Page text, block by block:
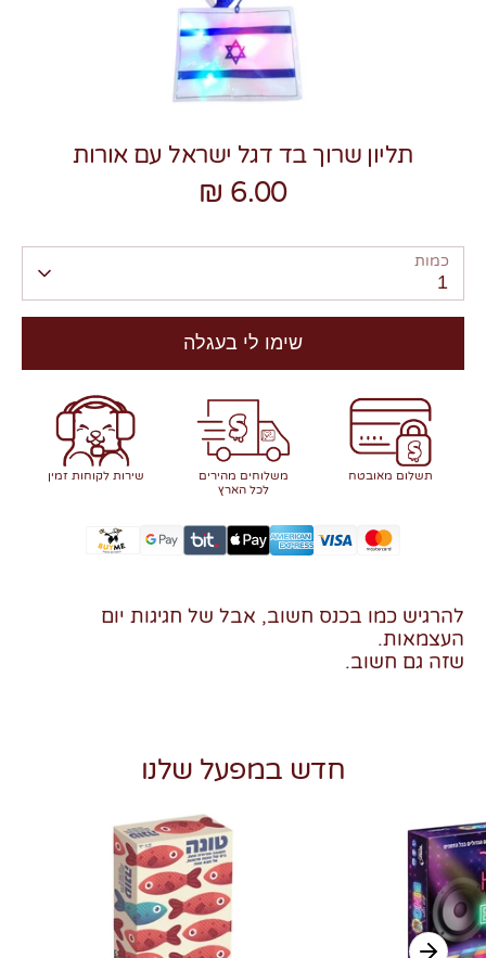
תליון שרוך בד דגל ישראל עם אורות
6.00 ₪
כמות
1
שימו לי בעגלה
תשלום מאובטח
משלוחים מהירים
לכל הארץ
שירות לקוחות זמין
להרגיש כמו בכנס חשוב, אבל של חגיגות יום
העצמאות.
שזה גם חשוב.
חדש במפעל שלנו